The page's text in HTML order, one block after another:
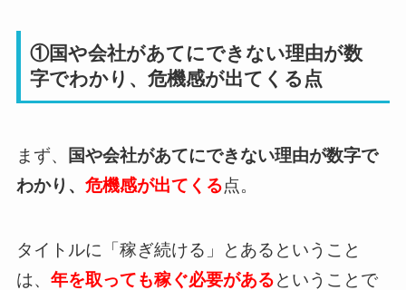
①国や会社があてにできない理由が数
字でわかり、危機感が出てくる点
まず、
国や会社があてにできない理由が数字で
わかり、 危機感が出てくる点。
タイトルに「稼ぎ続ける」とあるということ
は、 年を取っても稼ぐ必要があるということで